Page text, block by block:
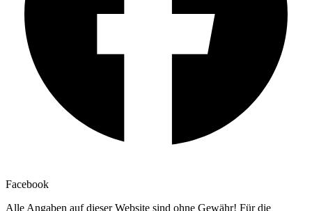
Facebook
Alle Angaben auf dieser Website sind ohne Gewähr! Für die